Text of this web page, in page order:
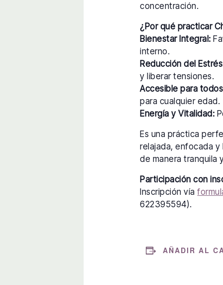
concentración.
¿Por qué practicar
Bienestar Integral:
interno.
Reducción del
y liberar tensiones.
Accesible para
para cualquier edad.
Energía y Vitalidad:
Es una práctica
relajada, enfocada
de manera tranquila
Participación con
Inscripción vía
622395594).
AÑADIR AL